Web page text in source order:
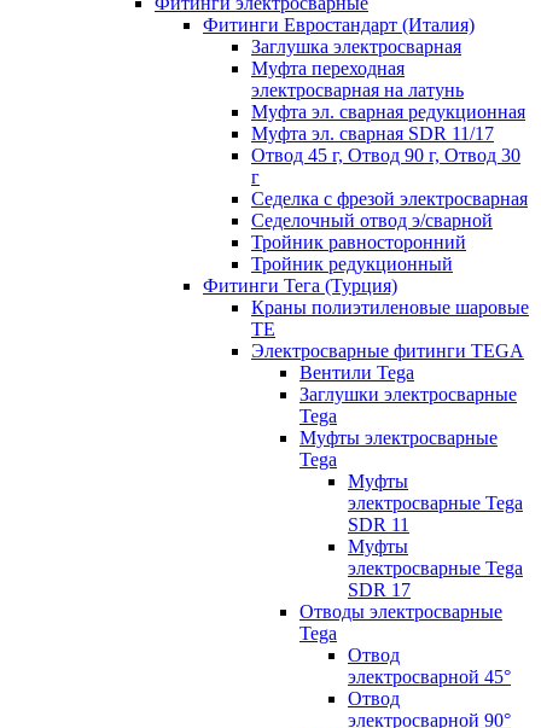
Фитинги Евростандарт (Италия)
Заглушка электросварная
Муфта переходная
электросварная на латунь
Муфта эл. cварная редукционная
Муфта эл. сварная SDR 11/17
Отвод 45 г, Отвод 90 г, Отвод 30
г
Седелка с фрезой электросварная
Седелочный отвод э/сварной
Тройник равносторонний
Тройник редукционный
Фитинги Тега (Турция)
Краны полиэтиленовые шаровые
TE
Электросварные фитинги TEGA
Вентили Tega
Заглушки электросварные
Tega
Муфты электросварные
Tega
Муфты
электросварные Tega
SDR 11
Муфты
электросварные Tega
SDR 17
Отводы электросварные
Tega
Отвод
электросварной 45°
Отвод
электросварной 90°